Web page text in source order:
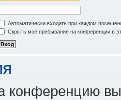
Автоматически входить при каждом
Скрыть моё пребывание на конференции в
конференцию